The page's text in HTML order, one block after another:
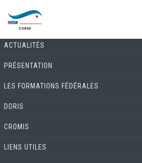
COMMISSION
ACTUALITÉS
PRÉSENTATION
LES FORMATIONS FÉDÉRALES
DORIS
CROMIS
LIENS UTILES